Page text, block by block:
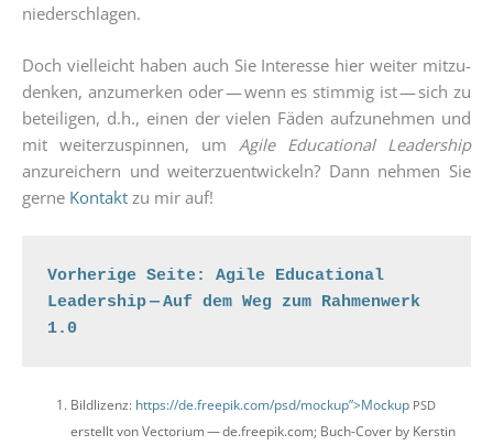
niederschlagen.
Doch viel­leicht haben auch Sie Inter­es­se hier wei­ter mit­zu­
den­ken, anzu­mer­ken oder — wenn es stim­mig ist — sich zu
betei­li­gen, d.h., einen der vie­len Fäden auf­zu­neh­men und
mit wei­ter­zu­spin­nen, um Agi­le Edu­ca­tio­nal Lea­der­ship
anzu­rei­chern und wei­ter­zu­ent­wi­ckeln? Dann neh­men Sie
ger­ne Kon­takt zu mir auf!
Vorherige Seite: Agile Educational
Leadership — Auf dem Weg zum Rahmenwerk
1.0
Bild­li­zenz: https://de.freepik.com/psd/mockup”>Mockup PSD
erstellt von Vec­to­ri­um — de.freepik.com; Buch-Cover by Kers­tin